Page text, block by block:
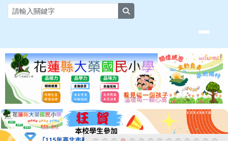
跳至主內容區
花蓮縣大榮國小全球資訊網